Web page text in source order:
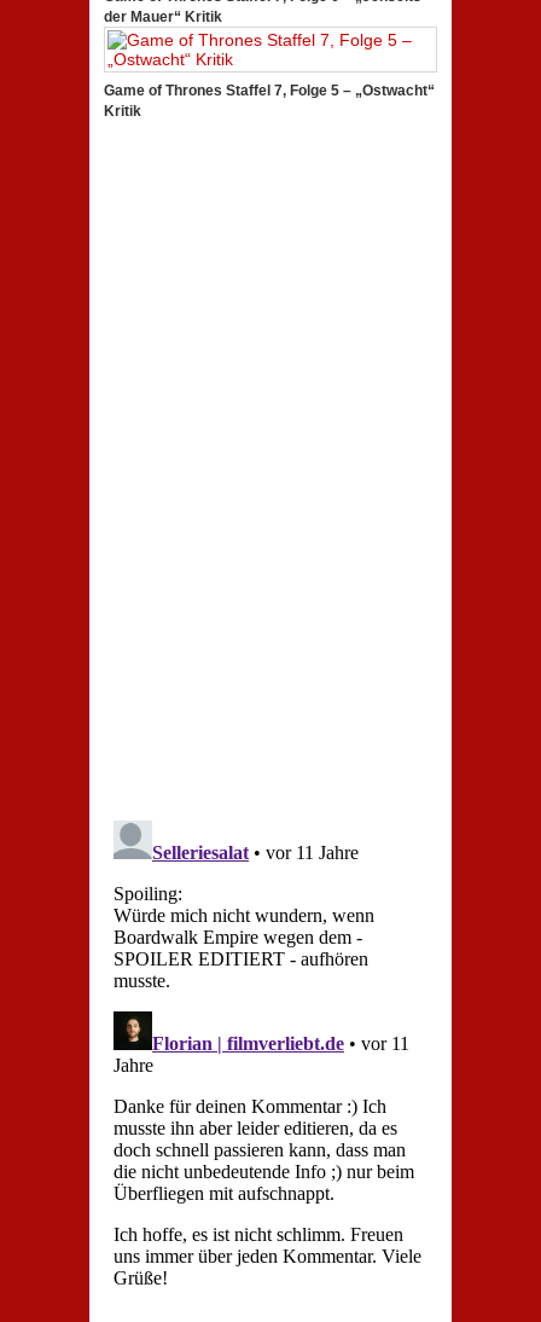
der Mauer“ Kritik
Game of Thrones Staffel 7, Folge 5 – „Ostwacht“
Kritik